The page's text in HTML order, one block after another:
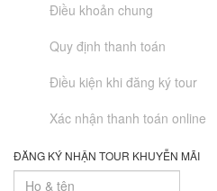
Điều khoản chung
Quy định thanh toán
Điều kiện khi đăng ký tour
Xác nhận thanh toán online
ĐĂNG KÝ NHẬN TOUR KHUYỄN MÃI